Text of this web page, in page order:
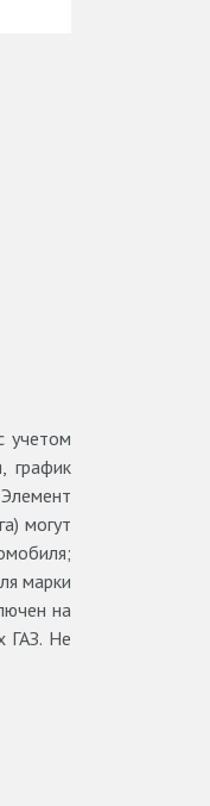
учетом
график
могут
марки
на
ГАЗ. Не